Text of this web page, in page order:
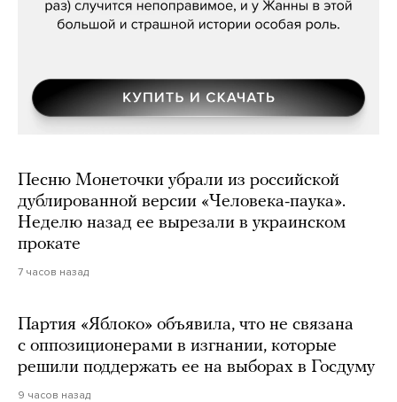
Песню Монеточки убрали из российской
дублированной версии «Человека-паука».
Неделю назад ее вырезали в украинском
прокате
7 часов назад
Партия «Яблоко» объявила, что не связана
с оппозиционерами в изгнании, которые
решили поддержать ее на выборах в Госдуму
9 часов назад